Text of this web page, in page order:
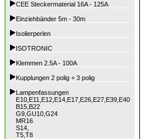
CEE Steckermaterial 16A - 125A
Einziehbänder 5m - 30m
Isolierperlen
ISOTRONIC
Klemmen 2.5A - 100A
Kupplungen 2 polig + 3 polig
Lampenfassungen
E10,E11,E12,E14,E17,E26,E27,E39,E40
B15,B22
G9,GU10,G24
MR16
S14,
T5,T8